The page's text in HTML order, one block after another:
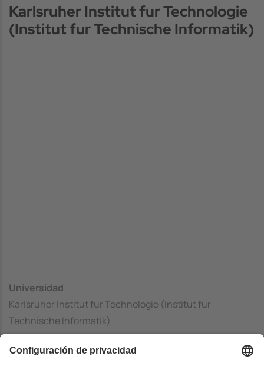
Karlsruher Institut fur Technologie
(Institut fur Technische Informatik)
Universidad
Karlsruher Institut fur Technologie (Institut fur
Technische Informatik)
Institut fur Technische Informatik